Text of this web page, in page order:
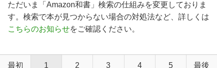
ただいま「Amazon和書」検索の仕組みを変更しておりま
す。検索で本が見つからない場合の対処法など、詳しくは
こちらのお知らせをご確認ください。
最初 1 2 3 4 5 最後